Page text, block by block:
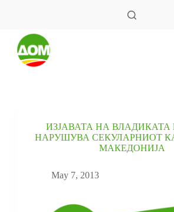
ИЗЈАВАТА НА ВЛАДИКАТА
НАРУШУВА СЕКУЛАРНИОТ
МАКЕДОНИЈА
May 7, 2013